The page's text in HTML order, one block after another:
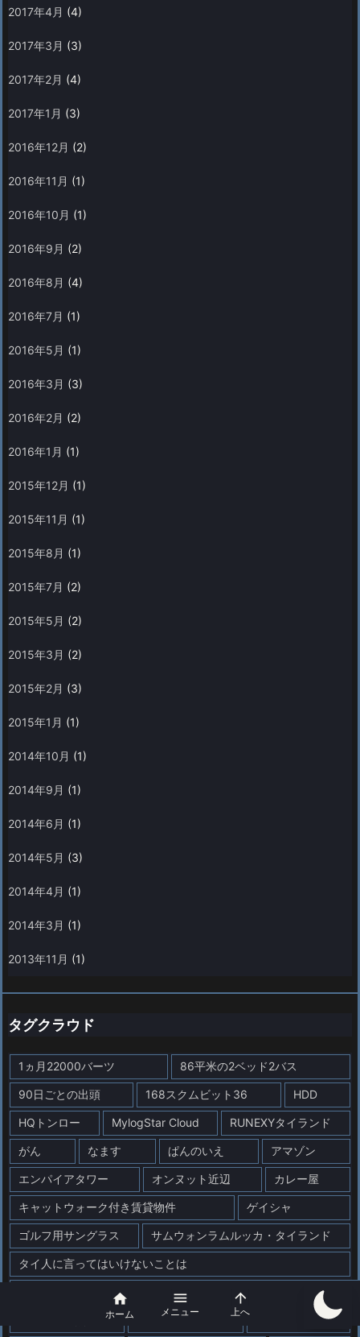
2017年4月 (4)
2017年3月 (3)
2017年2月 (4)
2017年1月 (3)
2016年12月 (2)
2016年11月 (1)
2016年10月 (1)
2016年9月 (2)
2016年8月 (4)
2016年7月 (1)
2016年5月 (1)
2016年3月 (3)
2016年2月 (2)
2016年1月 (1)
2015年12月 (1)
2015年11月 (1)
2015年8月 (1)
2015年7月 (2)
2015年5月 (2)
2015年3月 (2)
2015年2月 (3)
2015年1月 (1)
2014年10月 (1)
2014年9月 (1)
2014年6月 (1)
2014年5月 (3)
2014年4月 (1)
2014年3月 (1)
2013年11月 (1)
タグクラウド
1ヵ月22000バーツ 86平米の2ベッド2バス
90日ごとの出頭 168スクムビット36 HDD
HQトンロー MylogStar Cloud RUNEXYタイランド
がん なます ぱんのいえ アマゾン
エンパイアタワー オンヌット近辺 カレー屋
キャットウォーク付き賃貸物件 ゲイシャ
ゴルフ用サングラス サムウォンラムルッカ・タイランド
タイ人に言ってはいけないことは
デリバリー、サンドイッチ、コーヒー、フォーティーワンコーヒー
データ暗号化

ホーム

メニュー

上へ